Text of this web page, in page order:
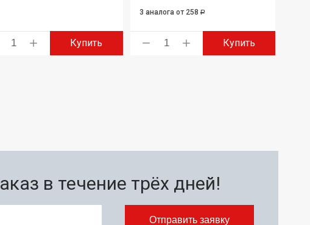
Купить
3 аналога от 258 Р
Купить
в течение трёх дней!